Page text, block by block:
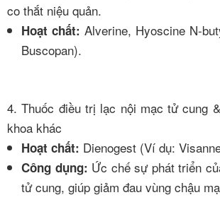
co thắt niệu quản.
Hoạt chất: Alverine, Hyoscine N-
Buscopan).
4. Thuốc điều trị lạc nội mạc tử cung
khoa khác
Hoạt chất: Dienogest (Ví dụ:
Công dụng: Ức chế sự phát triển
tử cung, giúp giảm đau vùng chậu